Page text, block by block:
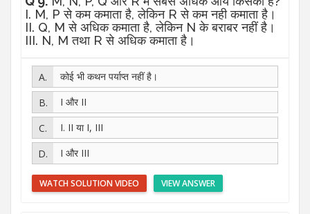
I. M, P से कम कमाता है, लेकिन R से कम नही कमाता है।
II. Q, M से अधिक कमाता है, लेकिन N के बराबर नहीं है।
III. N, M तथा R से अधिक कमाता है।
कोई भी कथन पर्याप्त नहीं है।
I और II
I. II या I, III
I और III
VIEW ANSWER
WATCH SOLUTION VIDEO